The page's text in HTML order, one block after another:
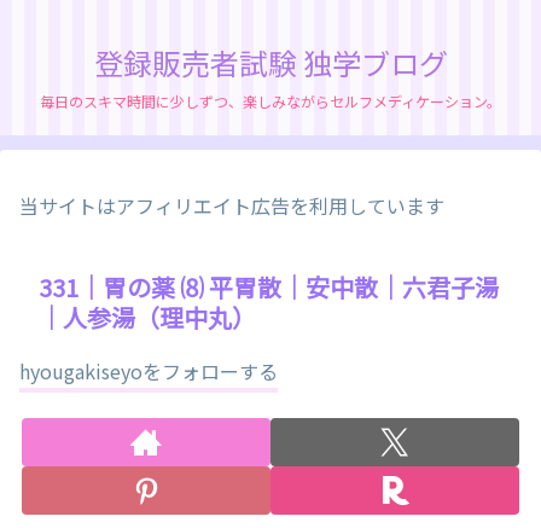
登録販売者試験 独学ブログ
毎日のスキマ時間に少しずつ、楽しみながらセルフメディケーション。
当サイトはアフィリエイト広告を利用しています
331｜胃の薬 ⑻ 平胃散｜安中散｜六君子湯
｜人参湯（理中丸）
hyougakiseyoをフォローする